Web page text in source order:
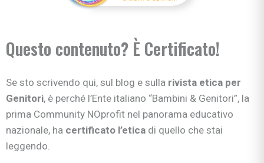
Questo contenuto? È Certificato!
Se sto scrivendo qui, sul blog e sulla rivista etica per
Genitori, è perché l’Ente italiano “Bambini & Genitori”, la
prima Community NOprofit nel panorama educativo
nazionale, ha certificato l’etica di quello che stai
leggendo.